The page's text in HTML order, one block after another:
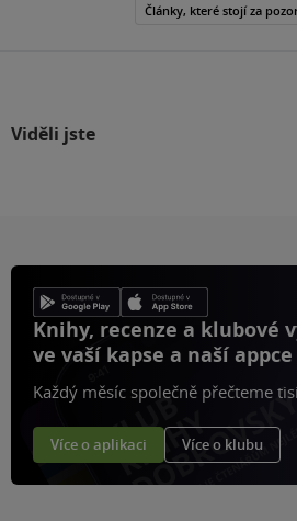
Články, které stojí za
Viděli jste
Knihy, recenze a klubové
ve vaší kapse a naší appce
Každý měsíc společně přečteme
Více o aplikaci Více o klubu